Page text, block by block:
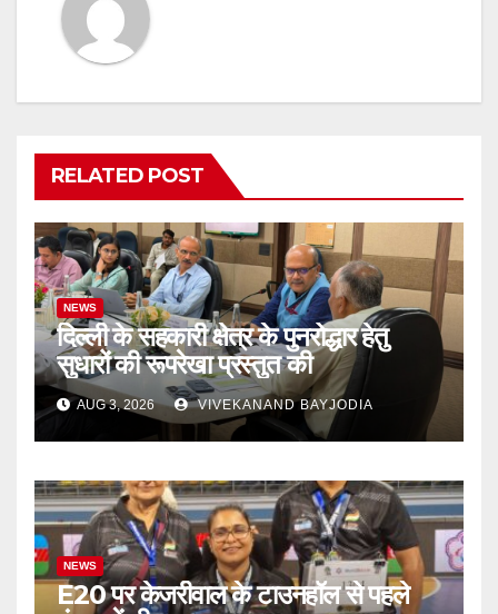
RELATED POST
NEWS
दिल्ली के सहकारी क्षेत्र के पुनरोद्धार हेतु
सुधारों की रूपरेखा प्रस्तुत की
AUG 3, 2026 VIVEKANAND BAYJODIA
NEWS
E20 पर केजरीवाल के टाउनहॉल से पहले